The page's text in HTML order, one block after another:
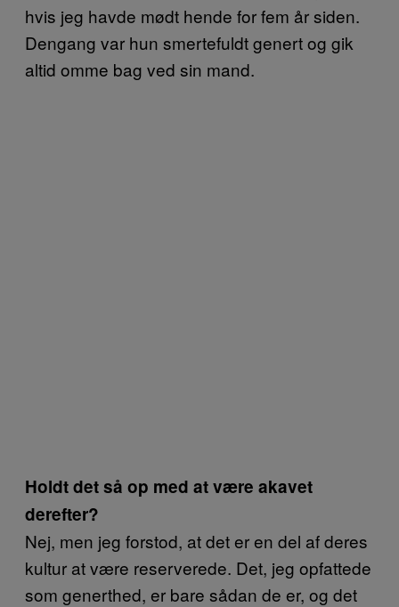
hvis jeg havde mødt hende for fem år siden.
Dengang var hun smertefuldt genert og gik
altid omme bag ved sin mand.
Holdt det så op med at være akavet
derefter?
Nej, men jeg forstod, at det er en del af deres
kultur at være reserverede. Det, jeg opfattede
som generthed, er bare sådan de er, og det